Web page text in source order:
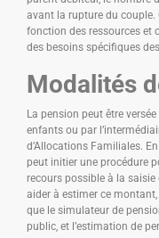
avant la rupture du couple.
fonction des ressources et
des besoins spécifiques
Modalités
La pension peut être
enfants ou par
d’Allocations Familiales.
peut initier une procédure
recours possible à la
aider à estimer ce
que le simulateur de
public, et l’estimation de